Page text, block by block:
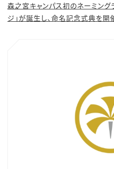
森之宮キャンパス初のネーミング
ジ」が誕生し、命名記念式典を開